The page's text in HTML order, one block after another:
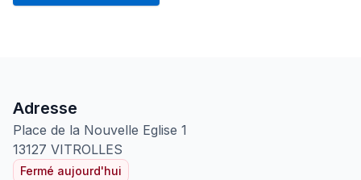
Adresse
Place de la Nouvelle Eglise 1
13127 VITROLLES
Fermé aujourd'hui